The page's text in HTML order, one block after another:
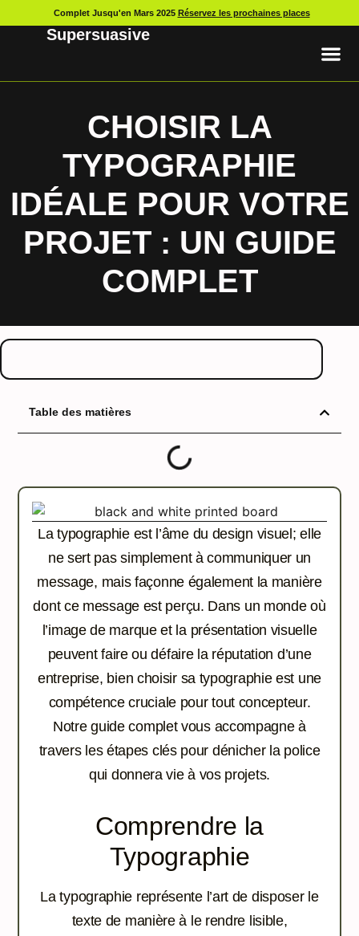
Complet Jusqu'en Mars 2025 Réservez les prochaines places
Supersuasive
CHOISIR LA
TYPOGRAPHIE
IDÉALE POUR VOTRE
PROJET : UN GUIDE
COMPLET
Table des matières
La typographie est l’âme du design visuel; elle
ne sert pas simplement à communiquer un
message, mais façonne également la manière
dont ce message est perçu. Dans un monde où
l’image de marque et la présentation visuelle
peuvent faire ou défaire la réputation d’une
entreprise, bien choisir sa typographie est une
compétence cruciale pour tout concepteur.
Notre guide complet vous accompagne à
travers les étapes clés pour dénicher la police
qui donnera vie à vos projets.
Comprendre la
Typographie
La typographie représente l’art de disposer le
texte de manière à le rendre lisible,